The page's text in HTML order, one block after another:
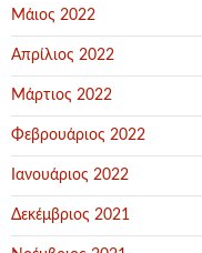
Μάιος 2022
Απρίλιος 2022
Μάρτιος 2022
Φεβρουάριος 2022
Ιανουάριος 2022
Δεκέμβριος 2021